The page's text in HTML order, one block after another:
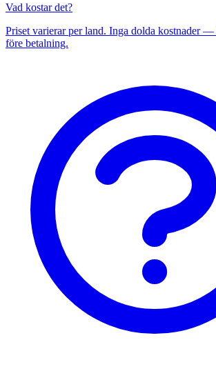
Vad kostar det?
Priset varierar per land. Inga dolda kostnader —
före betalning.